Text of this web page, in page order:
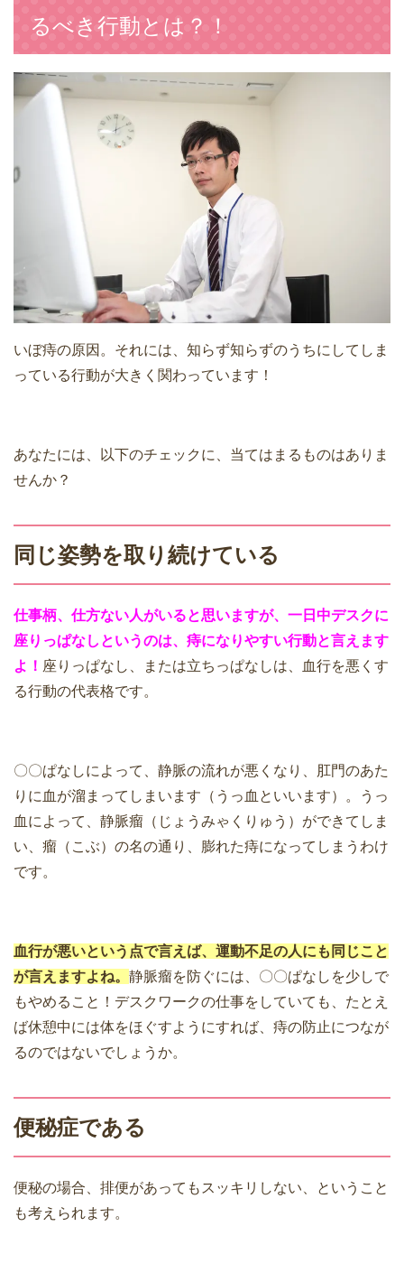
るべき行動とは？！
いぼ痔の原因。それには、知らず知らずのうちにしてしま
っている行動が大きく関わっています！
あなたには、以下のチェックに、当てはまるものはありま
せんか？
同じ姿勢を取り続けている
仕事柄、仕方ない人がいると思いますが、一日中デスクに
座りっぱなしというのは、痔になりやすい行動と言えます
よ！ 座りっぱなし、または立ちっぱなしは、血行を悪くす
る行動の代表格です。
〇〇ぱなしによって、静脈の流れが悪くなり、肛門のあた
りに血が溜まってしまいます（うっ血といいます）。うっ
血によって、静脈瘤（じょうみゃくりゅう）ができてしま
い、瘤（こぶ）の名の通り、膨れた痔になってしまうわけ
です。
血行が悪いという点で言えば、運動不足の人にも同じこと
が言えますよね。 静脈瘤を防ぐには、〇〇ぱなしを少しで
もやめること！デスクワークの仕事をしていても、たとえ
ば休憩中には体をほぐすようにすれば、痔の防止につなが
るのではないでしょうか。
便秘症である
便秘の場合、排便があってもスッキリしない、ということ
も考えられます。